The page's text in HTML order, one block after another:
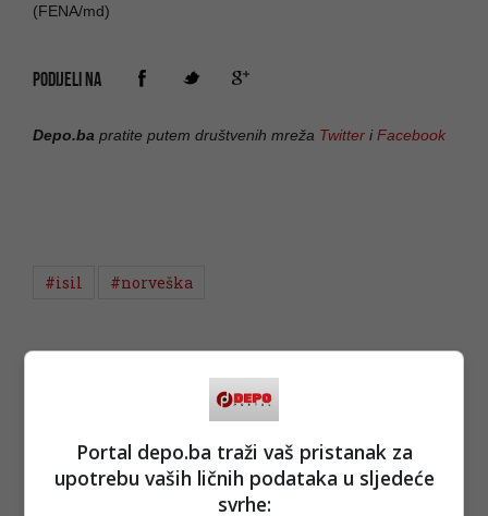
(FENA/md)
PODIJELI NA
Depo.ba pratite putem društvenih mreža Twitter iFacebook
#isil #norveška
Portal depo.ba traži vaš pristanak za
upotrebu vaših ličnih podataka u sljedeće
svrhe: